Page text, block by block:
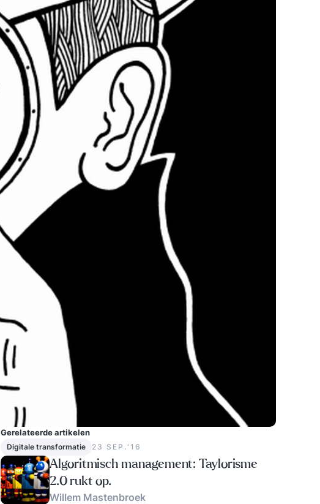
Gerelateerde artikelen
Digitale transformatie 23 SEP.‘16
Algoritmisch management: Taylorisme
2.0 rukt op.
Willem Mastenbroek